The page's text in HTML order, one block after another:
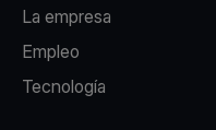
La empresa
Empleo
Tecnología